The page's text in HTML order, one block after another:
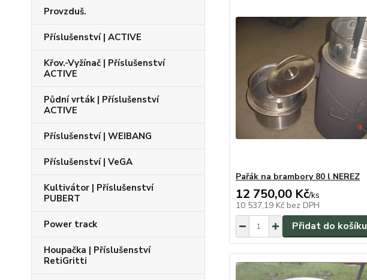
Provzduš.
Příslušenství | ACTIVE
Křov.-Vyžínač | Příslušenství
ACTIVE
Půdní vrták | Příslušenství
ACTIVE
Příslušenství | WEIBANG
Příslušenství | VeGA
Kultivátor | Příslušenství
PUBERT
Power track
Houpačka | Příslušenství
RetiGritti
Pařák na brambory 80 l NEREZ
12 750,00 Kč/ks
10 537,19 Kč bez DPH
Přidat do košíku